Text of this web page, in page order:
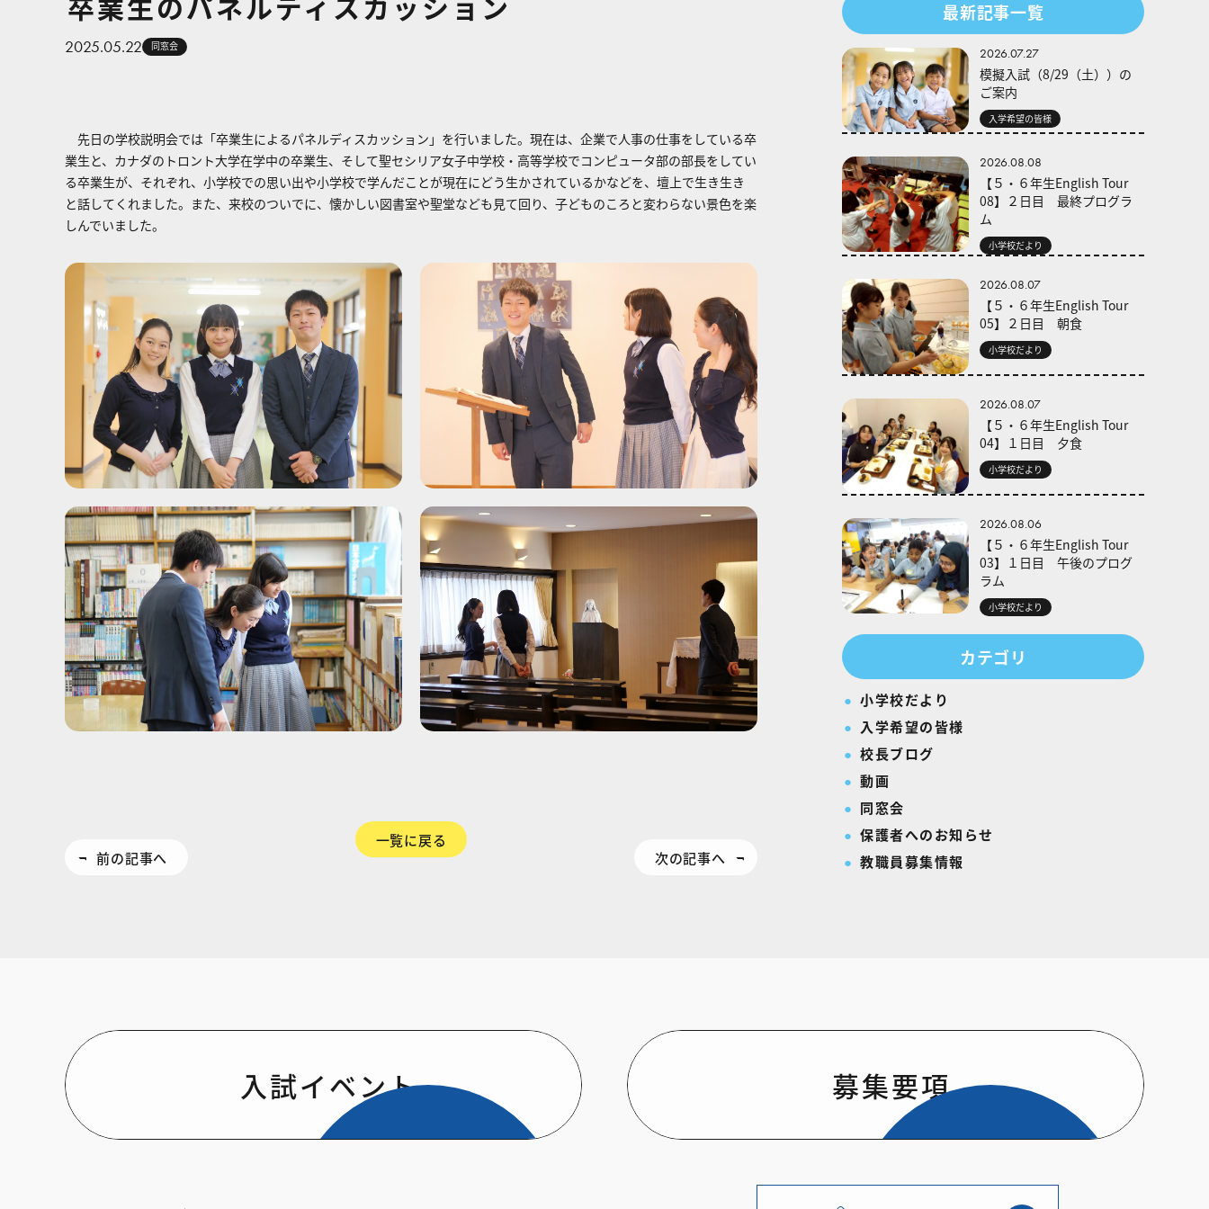
2025.05.22 同窓会
先日の学校説明会では「卒業生によるパネルディスカッション」を行いました。現在は、企業で人事の仕事をしている卒
業生と、カナダのトロント大学在学中の卒業生、そして聖セシリア女子中学校・高等学校でコンピュータ部の部長をしてい
る卒業生が、それぞれ、小学校での思い出や小学校で学んだことが現在にどう生かされているかなどを、壇上で生き生き
と話してくれました。また、来校のついでに、懐かしい図書室や聖堂なども見て回り、子どものころと変わらない景色を楽
しんでいました。
前の記事へ
一覧に戻る
次の記事へ
最新記事一覧
2026.07.27
模擬入試（8/29（土））の
ご案内
入学希望の皆様
2026.08.08
【５・６年生English Tour
08】２日目 最終プログラ
ム
小学校だより
2026.08.07
【５・６年生English Tour
05】２日目 朝食
小学校だより
2026.08.07
【５・６年生English Tour
04】１日目 夕食
小学校だより
2026.08.06
【５・６年生English Tour
03】１日目 午後のプログ
ラム
小学校だより
カテゴリ
小学校だより
入学希望の皆様
校長ブログ
動画
同窓会
保護者へのお知らせ
教職員募集情報
入試イベント 募集要項